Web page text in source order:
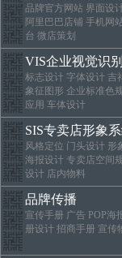
品牌官方网站 界面设
阿里巴巴店铺 手机网
台 微店策划
VIS企业视觉识
标志设计 字体设计 吉
象征图形 企业标准色
应用 车体设计
SIS专卖店形象
风格定位 门头设计 形
海报设计 专卖店空间
设计 店内物料
品牌传播
宣传手册 广告 POP海
册设计 招商手册 宣传